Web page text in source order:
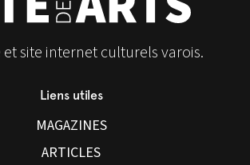
et site internet culturels varois.
Liens utiles
MAGAZINES
ARTICLES